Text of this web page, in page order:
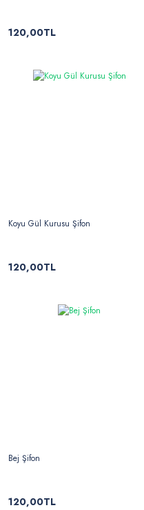
120,00TL
Koyu Gül Kurusu Şifon
120,00TL
Bej Şifon
120,00TL